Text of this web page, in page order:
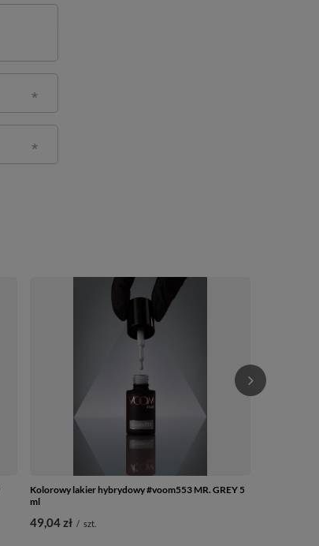
Kolorowy lakier hybrydowy #voom553 MR. GREY 5
ml
49,04 zł / szt.